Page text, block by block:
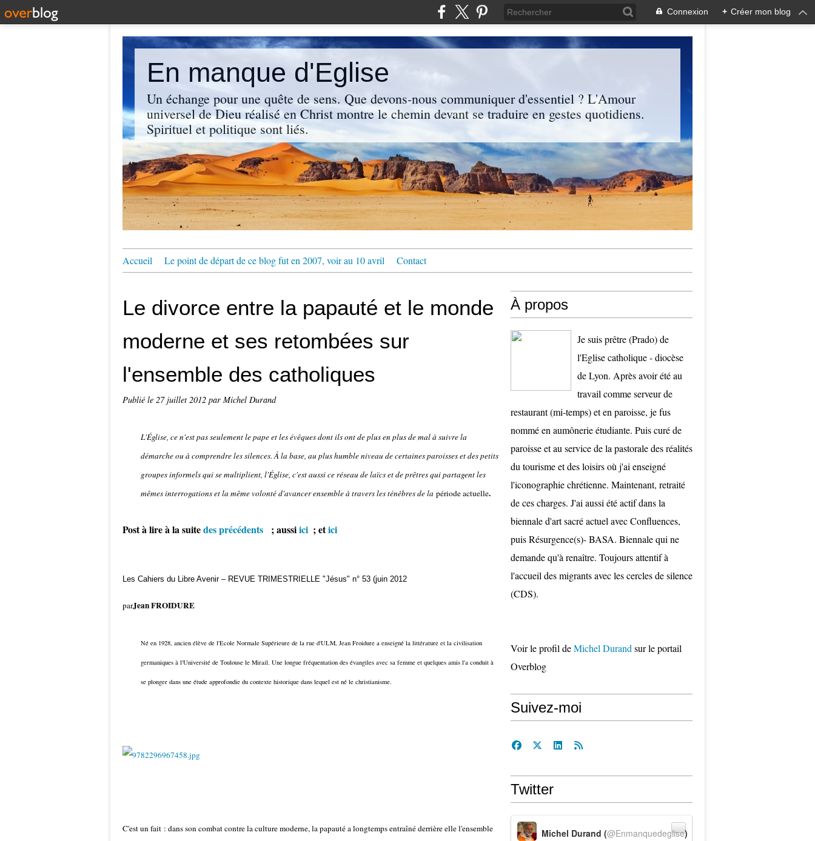
Connexion + Créer mon blog
En manque d'Eglise
Un échange pour une quête de sens. Que devons-nous communiquer d'essentiel ? L'Amour
universel de Dieu réalisé en Christ montre le chemin devant se traduire en gestes quotidiens.
Spirituel et politique sont liés.
Accueil Le point de départ de ce blog fut en 2007, voir au 10 avril Contact
Le divorce entre la papauté et le monde
moderne et ses retombées sur
l'ensemble des catholiques
Publié le 27 juillet 2012 par Michel Durand
L'Église, ce n'est pas seulement le pape et les évêques dont ils ont de plus en plus de mal à suivre la
démarche ou à comprendre les silences. À la base, au plus humble niveau de certaines paroisses et des petits
groupes informels qui se multiplient, l'Église, c'est aussi ce réseau de laïcs et de prêtres qui partagent les
mêmes interrogations et la même volonté d'avancer ensemble à travers les ténèbres de la période actuelle.
Post à lire à la suitedes précédents ; aussiici ; etici
Les Cahiers du Libre Avenir – REVUE TRIMESTRIELLE "Jésus" n° 53 (juin 2012
parJean FROIDURE
Né en 1928, ancien élève de l'Ecole Normale Supérieure de la rue d'ULM, Jean Froidure a enseigné la littérature et la civilisation
germaniques à l'Université de Toulouse le Mirail. Une longue fréquentation des évangiles avec sa femme et quelques amis l'a conduit à
se plonger dans une étude approfondie du contexte historique dans lequel est né le christianisme.
C'est un fait : dans son combat contre la culture moderne, la papauté a longtemps entraîné derrière elle l'ensemble
À propos
Je suis prêtre (Prado) de
l'Eglise catholique - diocèse
de Lyon. Après avoir été au
travail comme serveur de
restaurant (mi-temps) et en paroisse, je fus
nommé en aumônerie étudiante. Puis curé de
paroisse et au service de la pastorale des réalités
du tourisme et des loisirs où j'ai enseigné
l'iconographie chrétienne. Maintenant, retraité
de ces charges. J'ai aussi été actif dans la
biennale d'art sacré actuel avec Confluences,
puis Résurgence(s)- BASA. Biennale qui ne
demande qu'à renaître. Toujours attentif à
l'accueil des migrants avec les cercles de silence
(CDS).
Voir le profil deMichel Durand sur le portail
Overblog
Suivez-moi
Twitter
Michel Durand (@Enmanquedeglise)